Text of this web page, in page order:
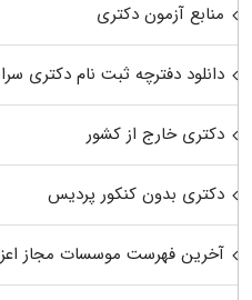
منابع آزمون دکتری
دانلود دفترچه ثبت نام دکتری
دکتری خارج از کشور
دکتری بدون کنکور پردیس
آخرین فهرست موسسات مجاز